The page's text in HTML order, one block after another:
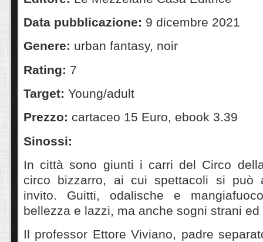
Data pubblicazione: 9 dicembre 2021
Genere: urban fantasy, noir
Rating: 7
Target: Young/adult
Prezzo: cartaceo 15 Euro, ebook 3.39
Sinossi:
In città sono giunti i carri del Circo
circo bizzarro, ai cui spettacoli si può
invito. Guitti, odalische e
bellezza e lazzi, ma anche sogni strani
Il professor Ettore Viviano, padre